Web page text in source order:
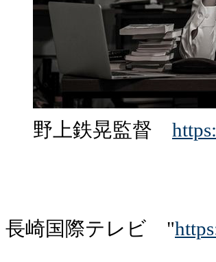
野上鉄晃監督
長崎国際テレビ "